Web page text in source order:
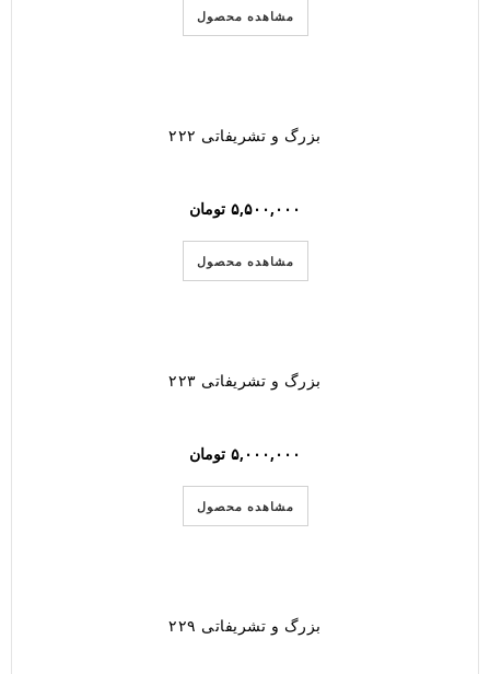
مشاهده محصول
بزرگ و تشریفاتی ۲۲۲
۵,۵۰۰,۰۰۰ تومان
مشاهده محصول
بزرگ و تشریفاتی ۲۲۳
۵,۰۰۰,۰۰۰ تومان
مشاهده محصول
بزرگ و تشریفاتی ۲۲۹